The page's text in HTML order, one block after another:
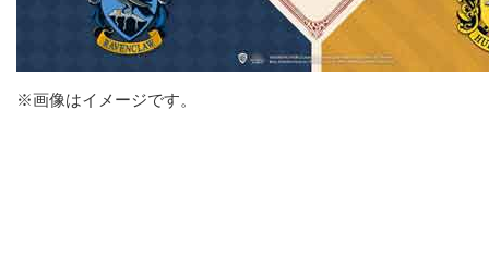
※画像はイメージです。